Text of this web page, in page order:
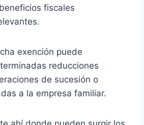
fiscales
exención puede
reducciones
de sucesión o
a la empresa familiar.